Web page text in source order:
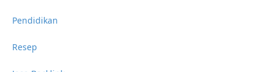
Pendidikan
Resep